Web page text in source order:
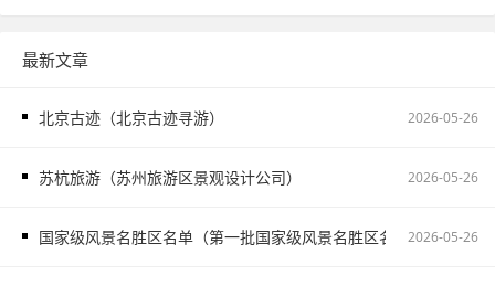
最新文章
北京古迹（北京古迹寻游） 2026-05-26
苏杭旅游（苏州旅游区景观设计公司） 2026-05-26
国家级风景名胜区名单（第一批国家级风景名胜区名单）2026-05-26